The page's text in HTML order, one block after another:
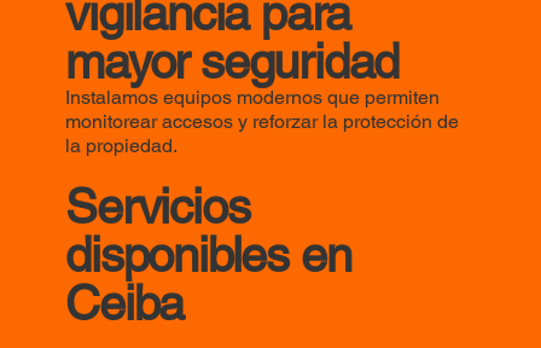
vigilancia para
mayor seguridad
Instalamos equipos modernos que permiten
monitorear accesos y reforzar la protección de
la propiedad.
Servicios
disponibles en
Ceiba